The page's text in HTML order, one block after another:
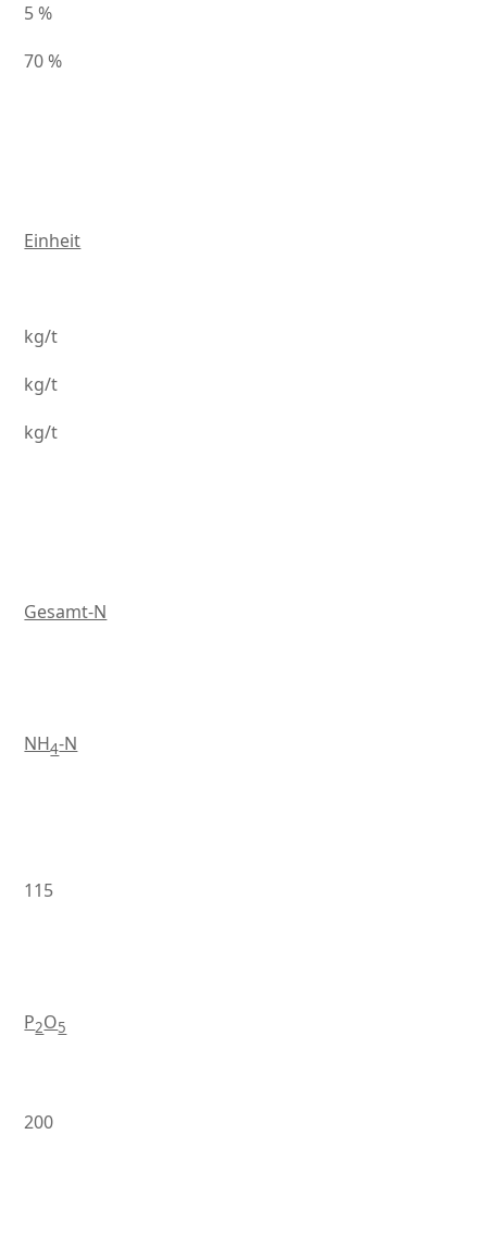
5 %
70 %
Einheit
kg/t
kg/t
kg/t
Gesamt-N
NH4-N
115
P2O5
200